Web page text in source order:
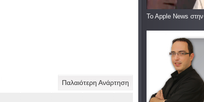
Παλαιότερη Ανάρτηση
To Apple News